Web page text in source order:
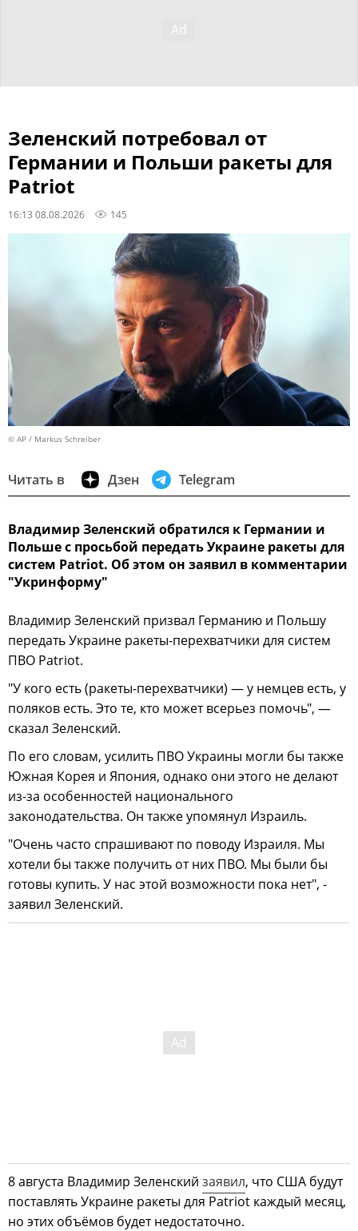
Зеленский потребовал от
Германии и Польши ракеты для
Patriot
16:13 08.08.2026 145
© AP / Markus Schreiber
Читать в Дзен Telegram
Владимир Зеленский обратился к Германии и
Польше с просьбой передать Украине ракеты для
систем Patriot. Об этом он заявил в комментарии
"Укринформу"
Владимир Зеленский призвал Германию и Польшу
передать Украине ракеты-перехватчики для систем
ПВО Patriot.
"У кого есть (ракеты-перехватчики) — у немцев есть, у
поляков есть. Это те, кто может всерьез помочь", —
сказал Зеленский.
По его словам, усилить ПВО Украины могли бы также
Южная Корея и Япония, однако они этого не делают
из-за особенностей национального
законодательства. Он также упомянул Израиль.
"Очень часто спрашивают по поводу Израиля. Мы
хотели бы также получить от них ПВО. Мы были бы
готовы купить. У нас этой возможности пока нет", -
заявил Зеленский.
8 августа Владимир Зеленский заявил, что США будут
поставлять Украине ракеты для Patriot каждый месяц,
но этих объёмов будет недостаточно.